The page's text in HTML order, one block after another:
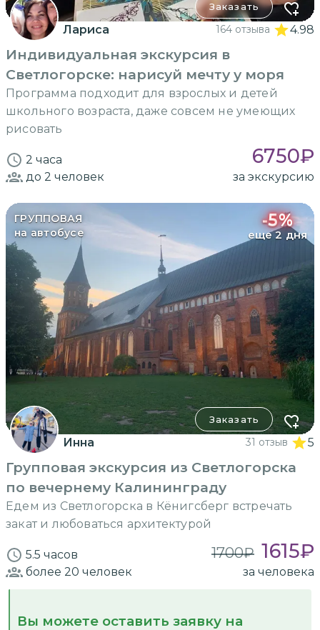
Заказать
Лариса 164 отзыва 4.98
Индивидуальная экскурсия в
Светлогорске: нарисуй мечту у моря
Программа подходит для взрослых и детей
школьного возраста, даже совсем не умеющих
рисовать
2 часа 6750₽
до 2 человек за экскурсию
ГРУППОВАЯ
на автобусе
-5%
еще 2 дня
Заказать
Инна 31 отзыв 5
Групповая экскурсия из Светлогорска
по вечернему Калининграду
Едем из Светлогорска в Кёнигсберг встречать
закат и любоваться архитектурой
5.5 часов 1700₽ 1615₽
более 20 человек за человека
Вы можете оставить заявку на